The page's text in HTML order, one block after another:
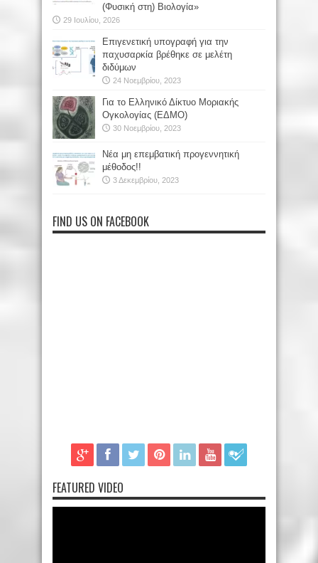
(Φυσική στη) Βιολογία»
29 Ιουλίου, 2026
Επιγενετική υπογραφή για την
παχυσαρκία βρέθηκε σε μελέτη
διδύμων
24 Νοεμβρίου, 2023
Για το Ελληνικό Δίκτυο Μοριακής
Ογκολογίας (ΕΔΜΟ)
30 Νοεμβρίου, 2023
Νέα μη επεμβατική προγεννητική
μέθοδος!!
3 Δεκεμβρίου, 2023
FIND US ON FACEBOOK
FEATURED VIDEO